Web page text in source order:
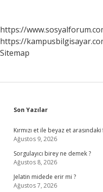
https://
https://
Sitemap
Sidebar
Son Yazılar
Kırmızı et ile beyaz et
Ağustos 9, 2026
Sorgulayıcı birey ne demek ?
Ağustos 8, 2026
Jelatin midede erir mi ?
Ağustos 7, 2026